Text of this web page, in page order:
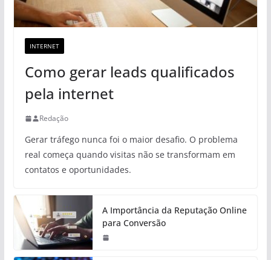
INTERNET
Como gerar leads qualificados
pela internet
Redação
Gerar tráfego nunca foi o maior desafio. O problema
real começa quando visitas não se transformam em
contatos e oportunidades.
A Importância da Reputação Online
para Conversão